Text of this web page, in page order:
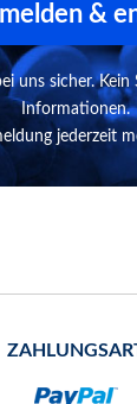
&
uns sicher.
Informationen.
jederzeit